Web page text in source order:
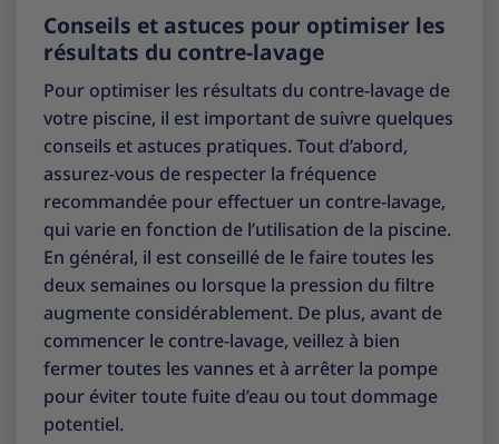
Conseils et astuces pour optimiser les
résultats du contre-lavage
Pour optimiser les résultats du contre-lavage de
votre piscine, il est important de suivre quelques
conseils et astuces pratiques. Tout d’abord,
assurez-vous de respecter la fréquence
recommandée pour effectuer un contre-lavage,
qui varie en fonction de l’utilisation de la piscine.
En général, il est conseillé de le faire toutes les
deux semaines ou lorsque la pression du filtre
augmente considérablement. De plus, avant de
commencer le contre-lavage, veillez à bien
fermer toutes les vannes et à arrêter la pompe
pour éviter toute fuite d’eau ou tout dommage
potentiel.